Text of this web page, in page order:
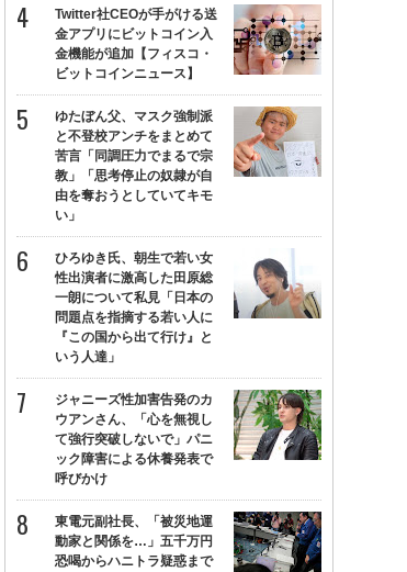
Twitter社CEOが手がける送
金アプリにビットコイン入
金機能が追加【フィスコ・
ビットコインニュース】
ゆたぼん父、マスク強制派
と不登校アンチをまとめて
苦言「同調圧力でまるで宗
教」「思考停止の奴隷が自
由を奪おうとしていてキモ
い」
ひろゆき氏、朝生で若い女
性出演者に激高した田原総
一朗について私見「日本の
問題点を指摘する若い人に
『この国から出て行け』と
いう人達」
ジャニーズ性加害告発のカ
ウアンさん、「心を無視し
て強行突破しないで」パニ
ック障害による休養発表で
呼びかけ
東電元副社長、「被災地運
動家と関係を…」五千万円
恐喝からハニトラ疑惑まで